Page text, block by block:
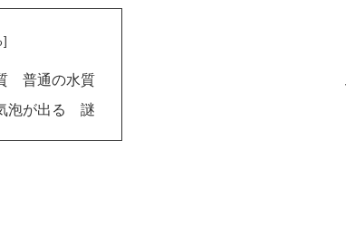
普通の水質
泡が出る 謎